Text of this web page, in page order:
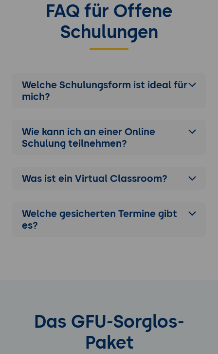
FAQ für Offene
Schulungen
Welche Schulungsform ist ideal für
mich?
Wie kann ich an einer Online
Schulung teilnehmen?
Was ist ein Virtual Classroom?
Welche gesicherten Termine gibt
es?
Das GFU-Sorglos-
Paket